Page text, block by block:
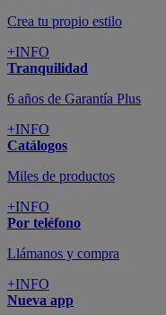
Crea tu propio estilo
+INFO
Tranquilidad
6 años de Garantía Plus
+INFO
Catálogos
Miles de productos
+INFO
Por teléfono
Llámanos y compra
+INFO
Nueva app